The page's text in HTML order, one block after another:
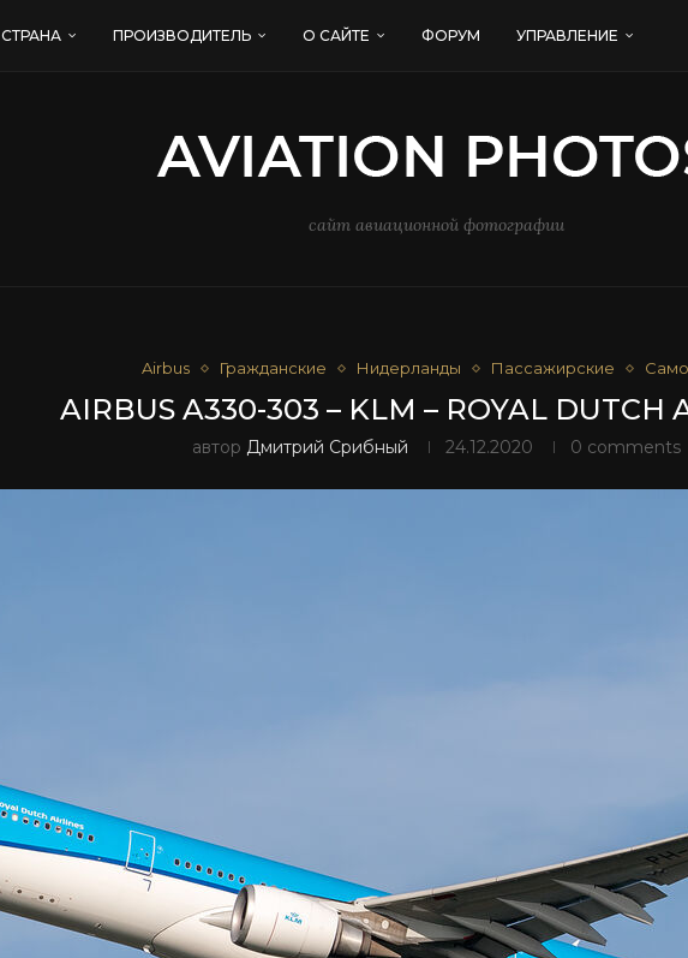
СТРАНА ПРОИЗВОДИТЕЛЬ О САЙТЕ ФОРУМ УПРАВЛЕНИЕ
сайт авиационной фотографии
Airbus Гражданские Нидерланды Пассажирские
AIRBUS A330-303 – KLM – ROYAL DUTCH
автор Дмитрий Срибный 24.12.2020 0 comments